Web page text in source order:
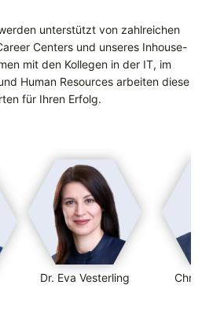
unterstützt von zahlreichen
Centers und unseres Inhouse-
mit den Kollegen in der IT, im
Human Resources arbeiten diese
für Ihren Erfolg.
Dr. Eva Vesterling